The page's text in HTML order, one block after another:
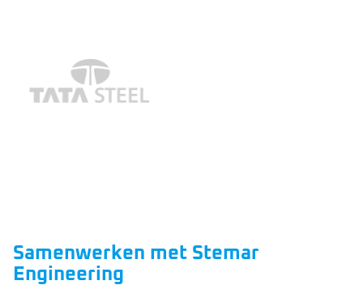
Samenwerken met Stemar
Engineering